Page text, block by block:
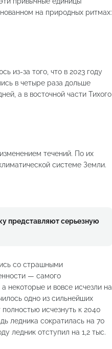
на природных ритмах:
из-за того, что в 2023 году
в четыре раза дольше
а в восточной части Тихого
течений. По их
системе Земли.
представляют серьезную
со страшными
— самого
некоторые и вовсе исчезли на
одно из сильнейших
исчезнуть к 2040
ледника сократилась на 70
ледник отступил на 1,2 тыс.